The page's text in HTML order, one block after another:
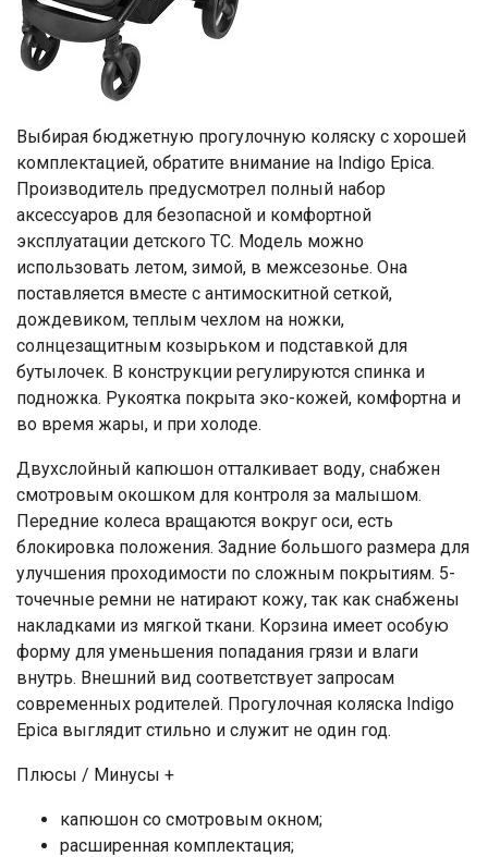
Выбирая бюджетную прогулочную коляску с хорошей
комплектацией, обратите внимание на Indigo Epica.
Производитель предусмотрел полный набор
аксессуаров для безопасной и комфортной
эксплуатации детского ТС. Модель можно
использовать летом, зимой, в межсезонье. Она
поставляется вместе с антимоскитной сеткой,
дождевиком, теплым чехлом на ножки,
солнцезащитным козырьком и подставкой для
бутылочек. В конструкции регулируются спинка и
подножка. Рукоятка покрыта эко-кожей, комфортна и
во время жары, и при холоде.
Двухслойный капюшон отталкивает воду, снабжен
смотровым окошком для контроля за малышом.
Передние колеса вращаются вокруг оси, есть
блокировка положения. Задние большого размера для
улучшения проходимости по сложным покрытиям. 5-
точечные ремни не натирают кожу, так как снабжены
накладками из мягкой ткани. Корзина имеет особую
форму для уменьшения попадания грязи и влаги
внутрь. Внешний вид соответствует запросам
современных родителей. Прогулочная коляска Indigo
Epica выглядит стильно и служит не один год.
Плюсы / Минусы +
капюшон со смотровым окном;
расширенная комплектация;